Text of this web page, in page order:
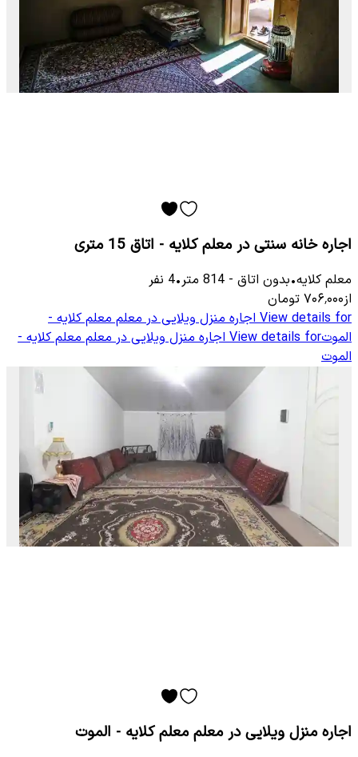
اجاره خانه سنتی در معلم کلایه - اتاق 15 متری
معلم كلایه•بدون اتاق -
814 متر•
4 نفر
از۷۰۶٬۰۰۰ تومان
View details for اجاره منزل ویلایی در معلم معلم کلایه -
الموتView details for اجاره منزل ویلایی در معلم معلم کلایه -
الموت
اجاره منزل ویلایی در معلم معلم کلایه - الموت